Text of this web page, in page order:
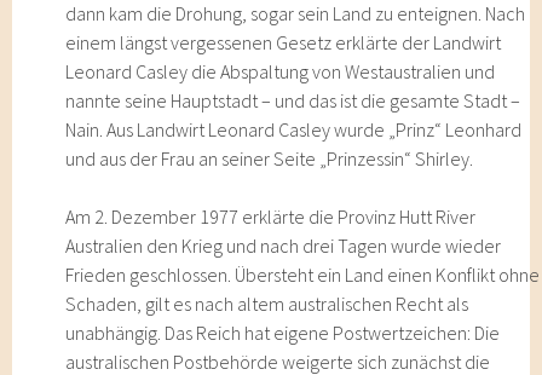
dann kam die Drohung, sogar sein Land zu enteignen. Nach
einem längst vergessenen Gesetz erklärte der Landwirt
Leonard Casley die Abspaltung von Westaustralien und
nannte seine Hauptstadt – und das ist die gesamte Stadt –
Nain. Aus Landwirt Leonard Casley wurde „Prinz“ Leonhard
und aus der Frau an seiner Seite „Prinzessin“ Shirley.
Am 2. Dezember 1977 erklärte die Provinz Hutt River
Australien den Krieg und nach drei Tagen wurde wieder
Frieden geschlossen. Übersteht ein Land einen Konflikt ohne
Schaden, gilt es nach altem australischen Recht als
unabhängig. Das Reich hat eigene Postwertzeichen: Die
australischen Postbehörde weigerte sich zunächst die